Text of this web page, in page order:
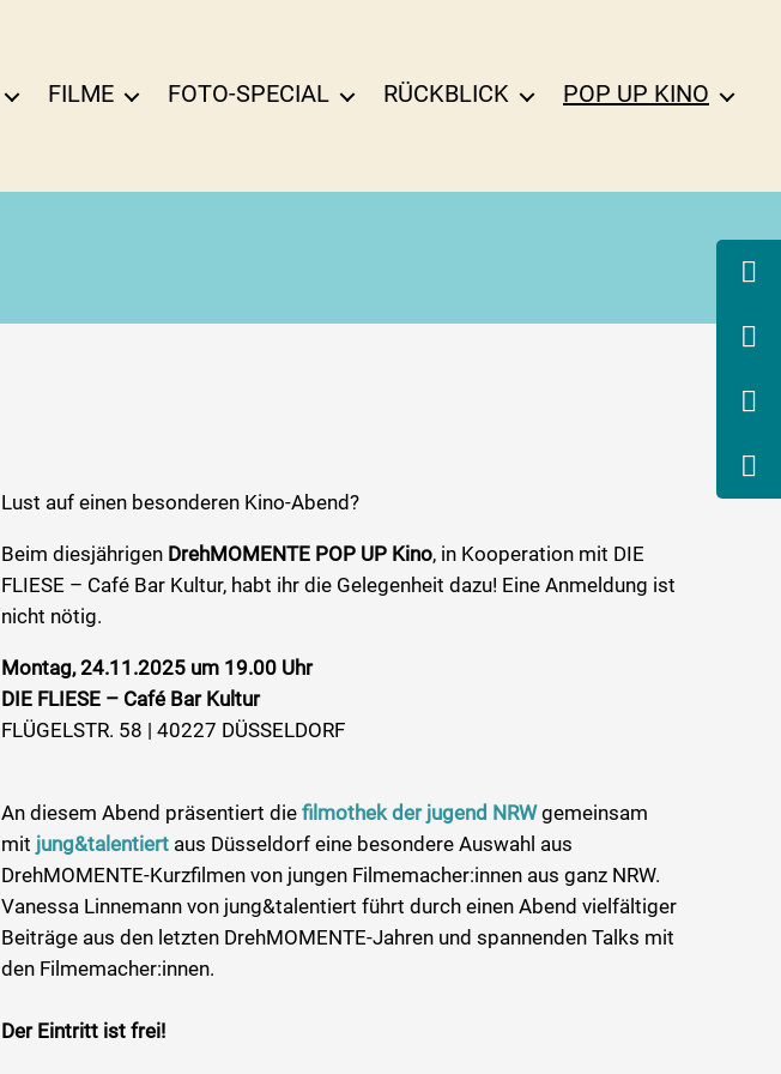
FILME FOTO-SPECIAL RÜCKBLICK POP UP KINO
Lust auf einen besonderen Kino-Abend?
Beim diesjährigen DrehMOMENTE POP UP Kino, in Kooperation mit DIE
FLIESE – Café Bar Kultur, habt ihr die Gelegenheit dazu! Eine Anmeldung ist
nicht nötig.
Montag, 24.11.2025 um 19.00 Uhr
DIE FLIESE – Café Bar Kultur
FLÜGELSTR. 58 | 40227 DÜSSELDORF
An diesem Abend präsentiert die filmothek der jugend NRWgemeinsam
mit jung&talentiert aus Düsseldorf eine besondere Auswahl aus
DrehMOMENTE-Kurzfilmen von jungen Filmemacher:innen aus ganz NRW.
Vanessa Linnemann von jung&talentiert führt durch einen Abend vielfältiger
Beiträge aus den letzten DrehMOMENTE-Jahren und spannenden Talks mit
den Filmemacher:innen.
Der Eintritt ist frei!